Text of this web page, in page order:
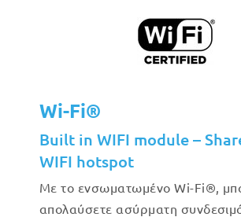
Wi-Fi®
Built in WIFI module –
WIFI hotspot
Με το ενσωματωμένο Wi-Fi®,
απολαύσετε ασύρματη